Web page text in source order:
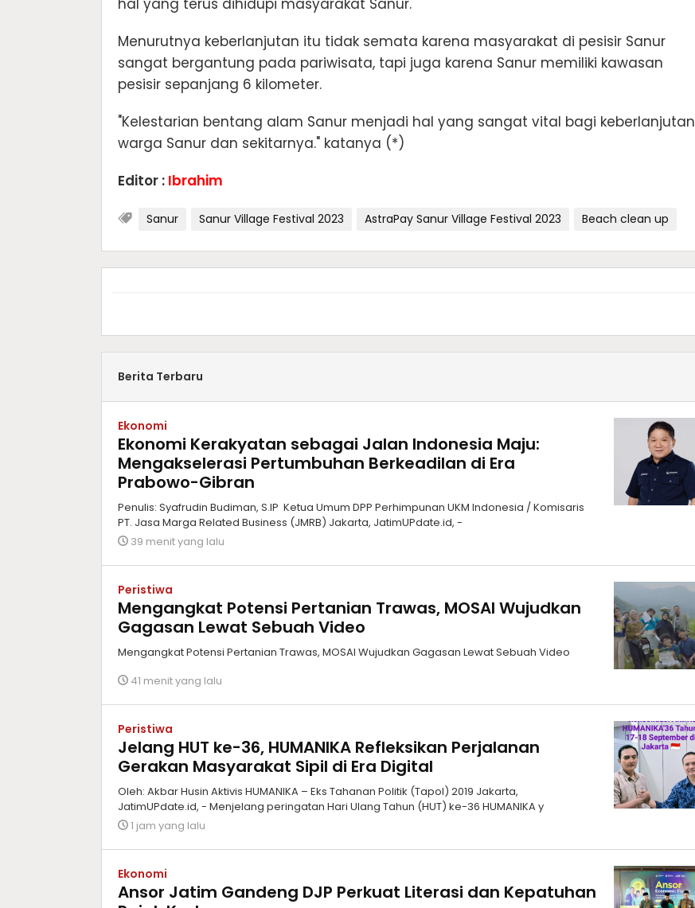
hal yang terus dihidupi masyarakat Sanur.
Menurutnya keberlanjutan itu tidak semata karena masyarakat di pesisir Sanur
sangat bergantung pada pariwisata, tapi juga karena Sanur memiliki kawasan
pesisir sepanjang 6 kilometer.
"Kelestarian bentang alam Sanur menjadi hal yang sangat vital bagi keberlanjutan
warga Sanur dan sekitarnya." katanya (*)
Editor : Ibrahim
Sanur Sanur Village Festival 2023 AstraPay Sanur Village Festival 2023 Beach clean up
Berita Terbaru
Ekonomi
Ekonomi Kerakyatan sebagai Jalan Indonesia Maju:
Mengakselerasi Pertumbuhan Berkeadilan di Era
Prabowo-Gibran
Penulis: Syafrudin Budiman, S.IP Ketua Umum DPP Perhimpunan UKM Indonesia / Komisaris
PT. Jasa Marga Related Business (JMRB) Jakarta, JatimUPdate.id, -
39 menit yang lalu
Peristiwa
Mengangkat Potensi Pertanian Trawas, MOSAI Wujudkan
Gagasan Lewat Sebuah Video
Mengangkat Potensi Pertanian Trawas, MOSAI Wujudkan Gagasan Lewat Sebuah Video
41 menit yang lalu
Peristiwa
Jelang HUT ke-36, HUMANIKA Refleksikan Perjalanan
Gerakan Masyarakat Sipil di Era Digital
Oleh: Akbar Husin Aktivis HUMANIKA – Eks Tahanan Politik (Tapol) 2019 Jakarta,
JatimUPdate.id, - Menjelang peringatan Hari Ulang Tahun (HUT) ke-36 HUMANIKA y
1 jam yang lalu
Ekonomi
Ansor Jatim Gandeng DJP Perkuat Literasi dan Kepatuhan